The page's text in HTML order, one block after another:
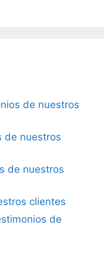
de nuestros
de nuestros
de nuestros
clientes
de